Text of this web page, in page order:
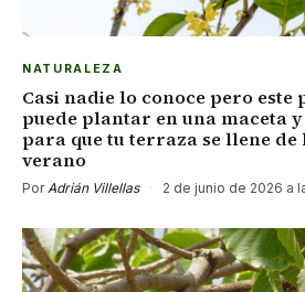
NATURALEZA
Casi nadie lo conoce pero este
puede plantar en una maceta
para que tu terraza se llene de
verano
Por Adrián Villellas · 2 de junio de 2026 a